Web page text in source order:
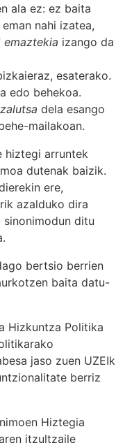
ala ez: ez baita
nahi izatea,
emaztekia izango da
esaterako.
edo behekoa.
dela esango
mailakoan.
hiztegi arruntek
dutenak baizik.
ere,
azalduko dira
ditu
bertsio berrien
baita datu-
Hizkuntza Politika
jaso zuen UZEIk
berriz
Hiztegia
itzultzaile